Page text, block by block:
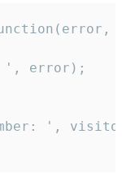
error);
',